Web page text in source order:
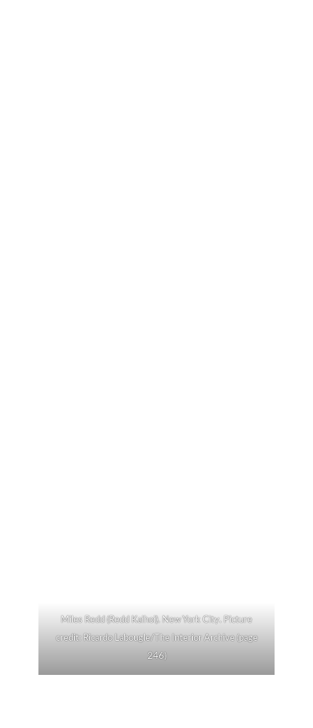
Miles Redd (Redd Kaihoi). New York City. Picture
credit: Ricardo Labougle/The Interior Archive (page
246)